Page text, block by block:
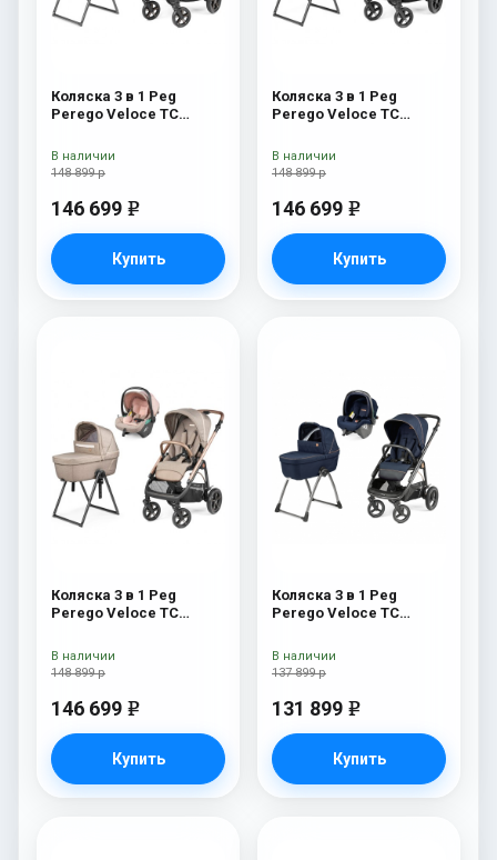
Коляска 3 в 1 Peg
Perego Veloce TC
Shine New
148 899 р
146 699 e
Купить
В наличии
Коляска 3 в 1 Peg
Perego Veloce TC
New
148 899 р
146 699 e
Купить
В наличии
Коляска 3 в 1 Peg
Perego Veloce TC
Amour New
148 899 р
146 699 e
Купить
В наличии
Коляска 3 в 1 Peg
Perego Veloce TC
Shine
137 899 р
131 899 e
Купить
В наличии